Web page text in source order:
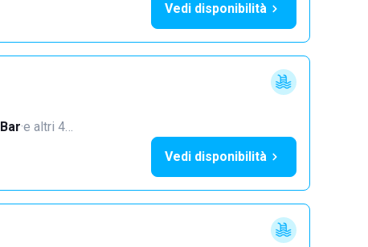
Vedi disponibilità
Bar·e altri 4…
Vedi disponibilità